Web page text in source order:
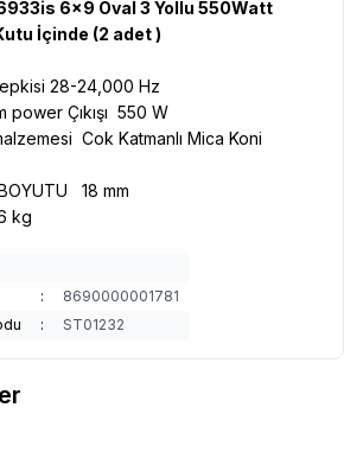
6x9 Oval 3 Yollu 550Watt
İçinde (2 adet )
28-24,000 Hz
power Çıkışı 550 W
Cok Katmanlı Mica Koni
18 mm
kg
:
8690000001781
: ST01232